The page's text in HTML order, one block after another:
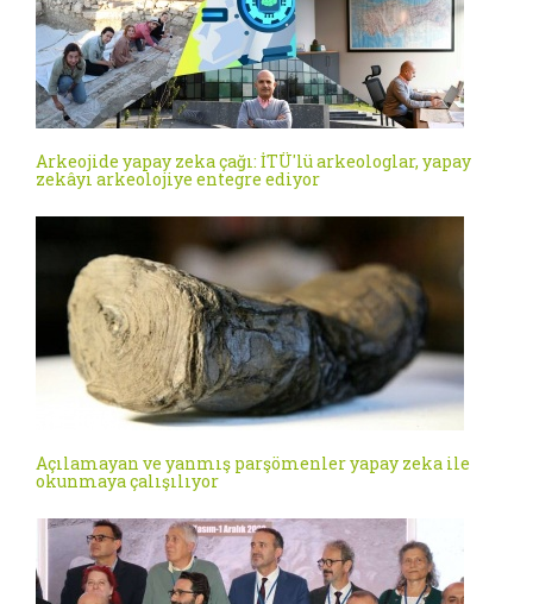
Arkeojide yapay zeka çağı: İTÜ'lü arkeologlar, yapay
zekâyı arkeolojiye entegre ediyor
Açılamayan ve yanmış parşömenler yapay zeka ile
okunmaya çalışılıyor